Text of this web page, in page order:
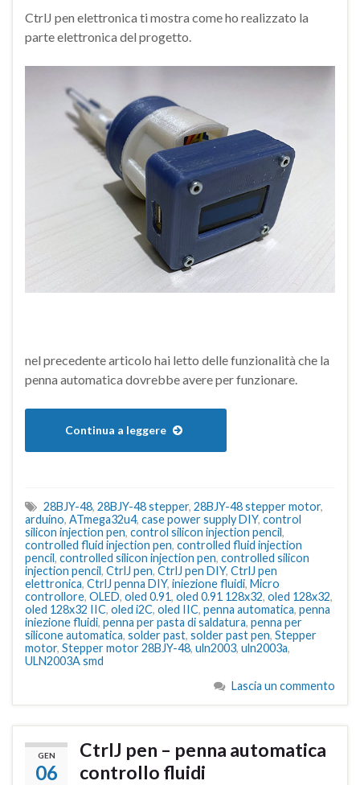
CtrlJ pen elettronica ti mostra come ho realizzato la
parte elettronica del progetto.
nel precedente articolo hai letto delle funzionalità che la
penna automatica dovrebbe avere per funzionare.
Continua a leggere
28BJY-48, 28BJY-48 stepper, 28BJY-48 stepper motor,
arduino, ATmega32u4, case power supply DIY, control
silicon injection pen, control silicon injection pencil,
controlled fluid injection pen, controlled fluid injection
pencil, controlled silicon injection pen, controlled silicon
injection pencil, CtrlJ pen, CtrlJ pen DIY, CtrlJ pen
elettronica, CtrlJ penna DIY, iniezione fluidi, Micro
controllore, OLED, oled 0.91, oled 0.91 128x32, oled 128x32,
oled 128x32 IIC, oled i2C, oled IIC, penna automatica, penna
iniezione fluidi, penna per pasta di saldatura, penna per
silicone automatica, solder past, solder past pen, Stepper
motor, Stepper motor 28BJY-48, uln2003, uln2003a,
ULN2003A smd
Lascia un commento
GEN
06
CtrlJ pen – penna automatica
controllo fluidi